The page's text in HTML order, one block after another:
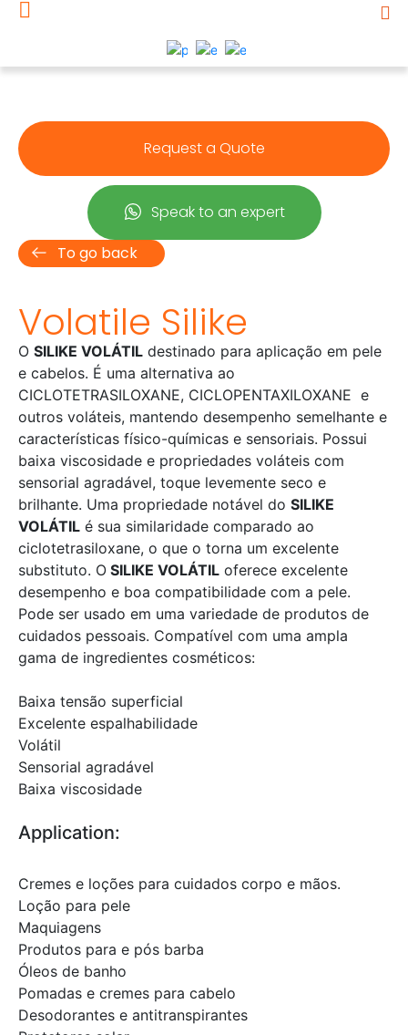
Request a Quote
Speak to an expert
To go back
Volatile Silike
O SILIKE VOLÁTIL destinado para aplicação em pele
e cabelos. É uma alternativa ao
CICLOTETRASILOXANE, CICLOPENTAXILOXANE e
outros voláteis, mantendo desempenho semelhante e
características físico-químicas e sensoriais. Possui
baixa viscosidade e propriedades voláteis com
sensorial agradável, toque levemente seco e
brilhante. Uma propriedade notável do SILIKE
VOLÁTIL é sua similaridade comparado ao
ciclotetrasiloxane, o que o torna um excelente
substituto. O SILIKE VOLÁTIL oferece excelente
desempenho e boa compatibilidade com a pele.
Pode ser usado em uma variedade de produtos de
cuidados pessoais. Compatível com uma ampla
gama de ingredientes cosméticos:
Baixa tensão superficial
Excelente espalhabilidade
Volátil
Sensorial agradável
Baixa viscosidade
Application:
Cremes e loções para cuidados corpo e mãos.
Loção para pele
Maquiagens
Produtos para e pós barba
Óleos de banho
Pomadas e cremes para cabelo
Desodorantes e antitranspirantes